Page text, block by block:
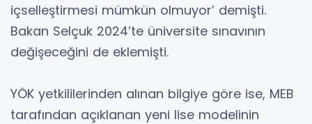
içselleştirmesi mümkün olmuyor’ demişti.
Bakan Selçuk 2024’te üniversite sınavının
değişeceğini de eklemişti.
YÖK yetkililerinden alınan bilgiye göre ise, MEB
tarafından açıklanan yeni lise modelinin